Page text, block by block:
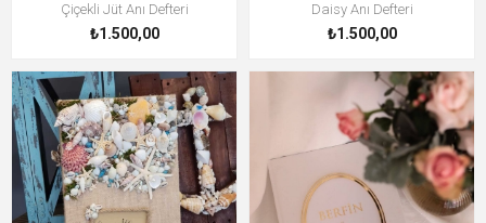
Çiçekli Jüt Anı Defteri
₺1.500,00
Daisy Anı Defteri
₺1.500,00